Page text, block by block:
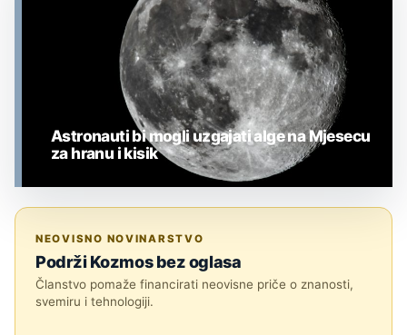
Astronauti bi mogli uzgajati alge na Mjesecu
za hranu i kisik
NEOVISNO NOVINARSTVO
Podrži Kozmos bez oglasa
Članstvo pomaže financirati neovisne priče o znanosti,
svemiru i tehnologiji.